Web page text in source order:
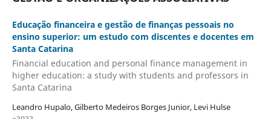
Educação financeira e gestão de finanças pessoais no
ensino superior: um estudo com discentes e docentes em
Santa Catarina
Financial education and personal finance management in
higher education: a study with students and professors in
Santa Catarina
Leandro Hupalo, Gilberto Medeiros Borges Junior, Levi Hulse